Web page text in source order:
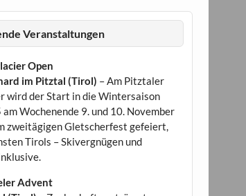
Veranstaltungen
Open
im Pitztal (Tirol) – Am Pitztaler
wird der Start in die Wintersaison
Wochenende 9. und 10. November
zweitägigen Gletscherfest gefeiert,
Tirols – Skivergnügen und
Advent